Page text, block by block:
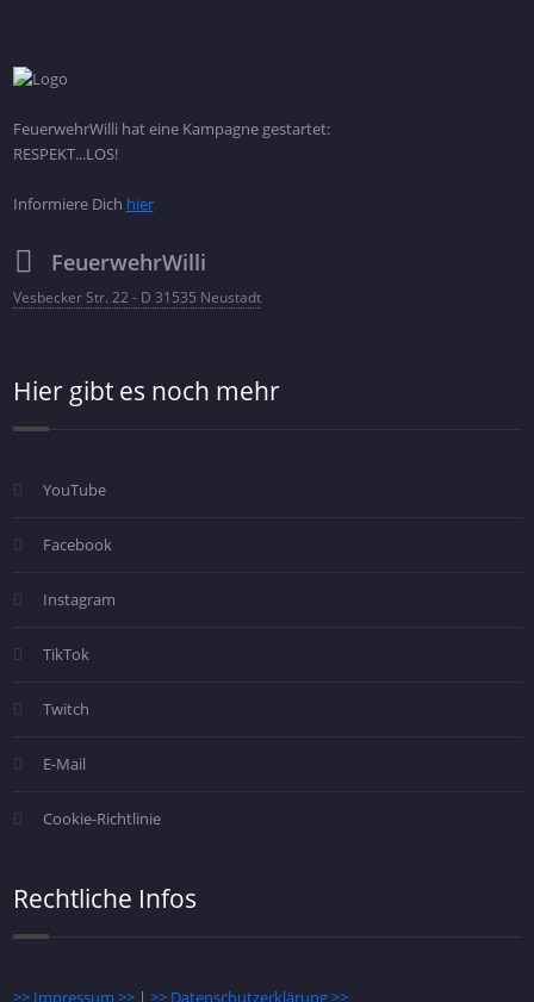
FeuerwehrWilli hat eine Kampagne gestartet:
RESPEKT...LOS!
Informiere Dich hier
FeuerwehrWilli
Vesbecker Str. 22 - D 31535 Neustadt
Hier gibt es noch mehr
YouTube
Facebook
Instagram
TikTok
Twitch
E-Mail
Cookie-Richtlinie
Rechtliche Infos
>> Impressum >>| >> Datenschutzerklärung >>